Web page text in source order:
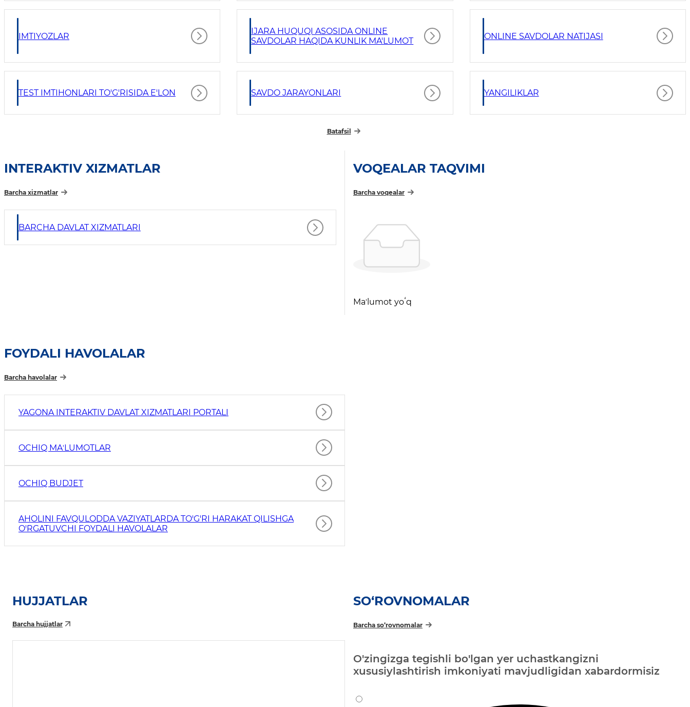
IMTIYOZLAR
IJARA HUQUQI ASOSIDA ONLINE
SAVDOLAR HAQIDA KUNLIK MA'LUMOT
ONLINE SAVDOLAR NATIJASI
TEST IMTIHONLARI TO'G'RISIDA E'LON SAVDO JARAYONLARI YANGILIKLAR
Batafsil
INTERAKTIV XIZMATLAR
Barcha xizmatlar
BARCHA DAVLAT XIZMATLARI
VOQEALAR TAQVIMI
Barcha voqealar
Maʼlumot yoʻq
FOYDALI HAVOLALAR
Barcha havolalar
YAGONA INTERAKTIV DAVLAT XIZMATLARI PORTALI
OCHIQ MAʼLUMOTLAR
OCHIQ BUDJET
AHOLINI FAVQULODDA VAZIYATLARDA TO'G'RI HARAKAT QILISHGA
O'RGATUVCHI FOYDALI HAVOLALAR
HUJJATLAR
Barcha hujjatlar
SO‘ROVNOMALAR
Barcha so‘rovnomalar
O'zingizga tegishli bo'lgan yer uchastkangizni
xususiylashtirish imkoniyati mavjudligidan xabardormisiz